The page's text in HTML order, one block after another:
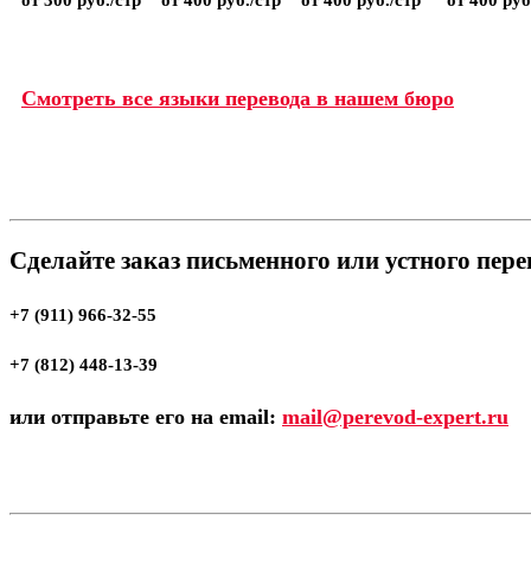
Смотреть все языки перевода в нашем бюро
Сделайте заказ письменного или устного
+7 (911) 966-32-55
+7 (812) 448-13-39
или отправьте его на email: mail@perevod-expert.ru